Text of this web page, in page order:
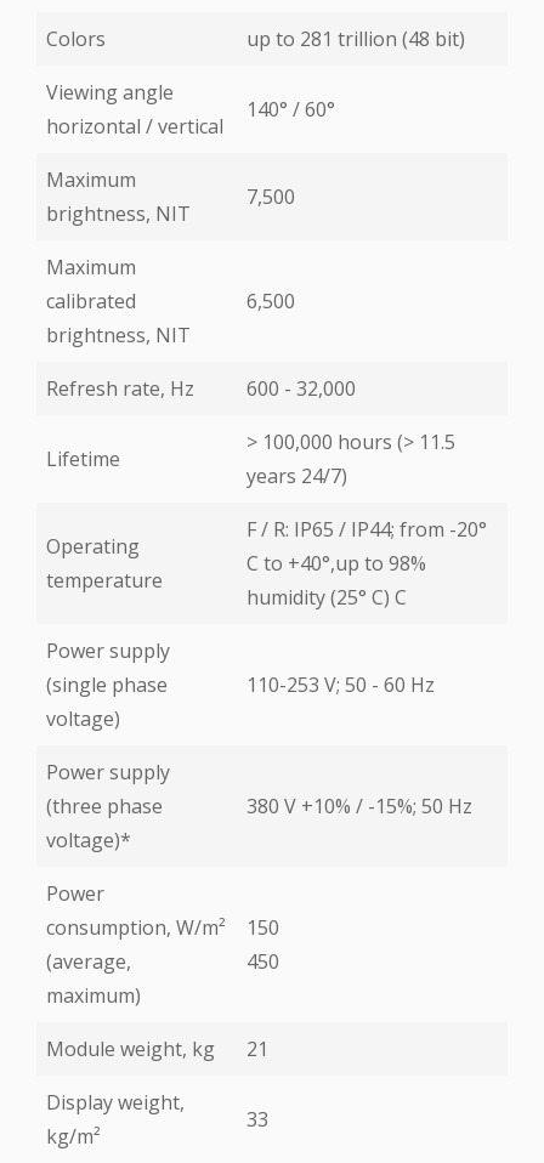
Colors
up to 281 trillion (48 bit)
Viewing angle
horizontal / vertical
140° / 60°
Maximum
brightness, NIT
7,500
Maximum
calibrated
brightness, NIT
6,500
Refresh rate, Hz 600 - 32,000
Lifetime
> 100,000 hours (> 11.5
years 24/7)
Operating
temperature
F / R: IP65 / IP44; from -20°
С to +40°,up to 98%
humidity (25° С) С
Power supply
(single phase
voltage)
110-253 V; 50 - 60 Hz
Power supply
(three phase
voltage)*
380 V +10% / -15%; 50 Hz
Power
consumption, W/m²
(average,
maximum)
150
450
Module weight, kg
21
Display weight,
kg/m²
33